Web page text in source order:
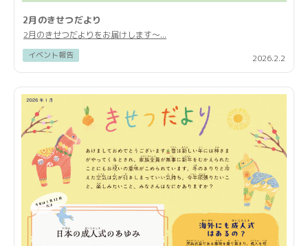
2月のきせつだより
2月のきせつだよりをお届けします〜...
2026.2.2
イベント報告